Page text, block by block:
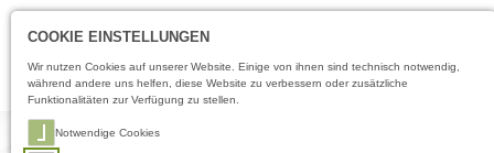
Öffnungszeiten
COOKIE EINSTELLUNGEN
Wir nutzen Cookies auf unserer Website. Einige von ihnen sind technisch notwendig,
während andere uns helfen, diese Website zu verbessern oder zusätzliche
Funktionalitäten zur Verfügung zu stellen.
Notwendige Cookies